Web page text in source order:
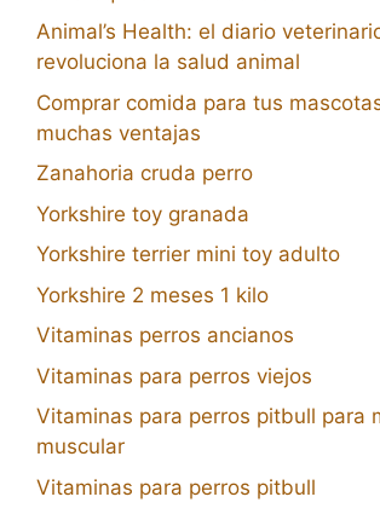
Animal’s Health: el diario
revoluciona la salud animal
Comprar comida para tus
muchas ventajas
Zanahoria cruda perro
Yorkshire toy granada
Yorkshire terrier mini toy adulto
Yorkshire 2 meses 1 kilo
Vitaminas perros ancianos
Vitaminas para perros viejos
Vitaminas para perros pitbull para
muscular
Vitaminas para perros pitbull